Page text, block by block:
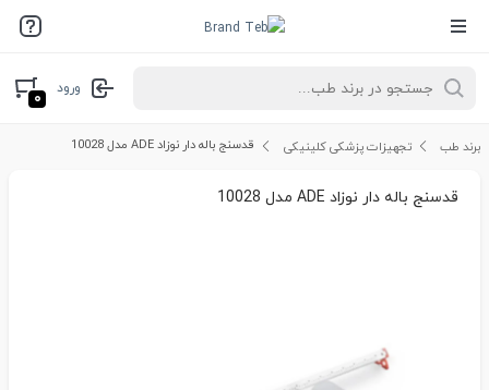
ورود
۰
برند طب تجهیزات پزشکی کلینیکی قدسنج باله دار نوزاد ADE مدل 10028
قدسنج باله دار نوزاد ADE مدل 10028